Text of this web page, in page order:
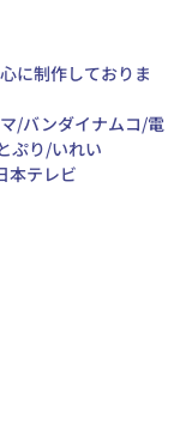
に制作しておりま
/バンダイナムコ/電
ぷり/いれい
本テレビ